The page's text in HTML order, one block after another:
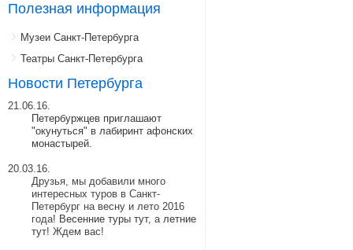
Полезная информация
Музеи Санкт-Петербурга
Театры Санкт-Петербурга
Новости Петербурга
21.06.16.
Петербуржцев приглашают
"окунуться" в лабиринт афонских
монастырей.
20.03.16.
Друзья, мы добавили много
интересных туров в Санкт-
Петербург на весну и лето 2016
года! Весенние туры тут, а летние
тут! Ждем вас!